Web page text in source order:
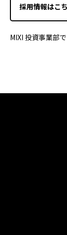
採用情報はこ
MIXI 投資事業部